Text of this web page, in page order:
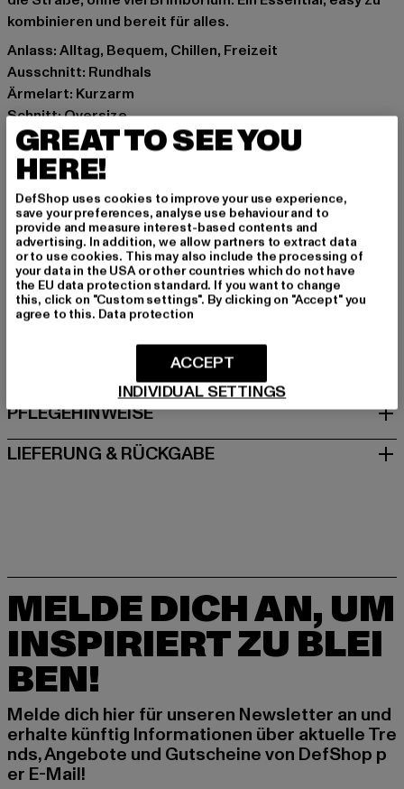
kombinieren und bereit für alles.
Anlass: Alltag, Bequem, Chillen, Freizeit
Ausschnitt: Rundhals
Ärmelart: Kurzarm
Schnitt: Oversize
Marke: 2Y Studios
Kat.: T-Shirts
Farbe: blau
Hersteller Farbe: blue
Materialzusammensetzung: 100% Baumwolle
Art.Nr: TO10026-00064
Hersteller: 2Y Premium GmbH |info@2y-studios.com
Hollefeldstraße 16 | 48282 Emsdetten | DE
GRÖSSE & PASSFORM
PFLEGEHINWEISE
LIEFERUNG & RÜCKGABE
MELDE DICH AN, UM
INSPIRIERT ZU BLEI
BEN!
Melde dich hier für unseren Newsletter an und
erhalte künftig Informationen über aktuelle Tre
nds, Angebote und Gutscheine von DefShop p
er E-Mail!
GREAT TO SEE YOU
HERE!
DefShop uses cookies to improve your use experience,
save your preferences, analyse use behaviour and to
provide and measure interest-based contents and
advertising. In addition, we allow partners to extract data
or to use cookies. This may also include the processing of
your data in the USA or other countries which do not have
the EU data protection standard. If you want to change
this, click on "Custom settings". By clicking on "Accept" you
agree to this. Data protection
INDIVIDUAL SETTINGS
ACCEPT